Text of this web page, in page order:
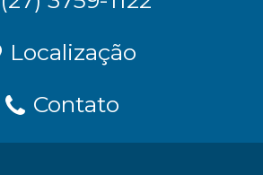
Localização
Contato